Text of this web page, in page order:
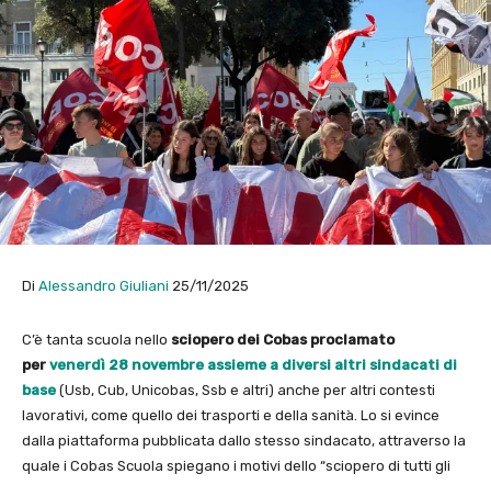
Di Alessandro Giuliani 25/11/2025
C’è tanta scuola nello sciopero dei Cobas proclamato
per venerdì 28 novembre assieme a diversi altri sindacati di
base (Usb, Cub, Unicobas, Ssb e altri) anche per altri contesti
lavorativi, come quello dei trasporti e della sanità. Lo si evince
dalla piattaforma pubblicata dallo stesso sindacato, attraverso la
quale i Cobas Scuola spiegano i motivi dello “sciopero di tutti gli